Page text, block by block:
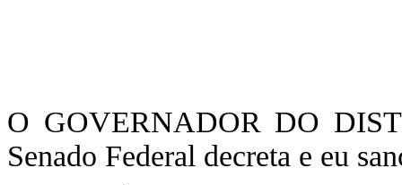
O GOVERNADOR DO
Senado Federal decreta e eu